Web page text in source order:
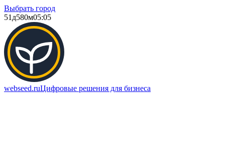
Выбрать город
51д580м05:05
webseed.ruЦифровые решения для бизнеса